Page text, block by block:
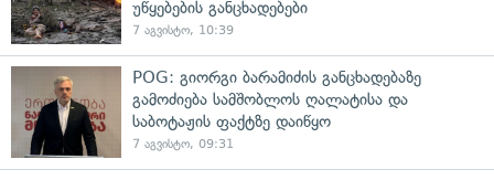
უწყებების განცხადებები
7 აგვისტო, 10:39
POG: გიორგი ბარამიძის განცხადებაზე
გამოძიება სამშობლოს ღალატისა და
საბოტაჟის ფაქტზე დაიწყო
7 აგვისტო, 09:31